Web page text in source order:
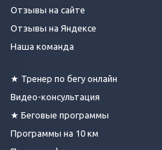
Отзывы на сайте
Отзывы на Яндексе
Наша команда
★ Тренер по бегу онлайн
Видео-консультация
★ Беговые программы
Программы на 10 км